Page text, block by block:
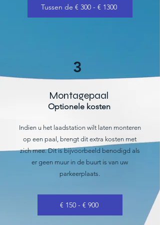
Tussen de € 300 - € 1300
3
Montagepaal
Optionele kosten
Indien u het laadstation wilt laten monteren
op een paal, brengt dit extra kosten met
zich mee. Dit is bijvoorbeeld benodigd als
er geen muur in de buurt is van uw
parkeerplaats.
€ 150 - € 900